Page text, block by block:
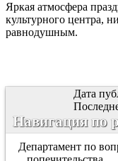
Яркая атмосфера
культурного центра,
равнодушным.
Дата
Навигация по
Департамент по